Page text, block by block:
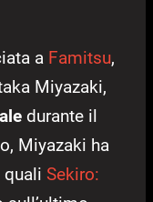
a Famitsu,
Miyazaki,
durante il
Miyazaki ha
Sekiro: